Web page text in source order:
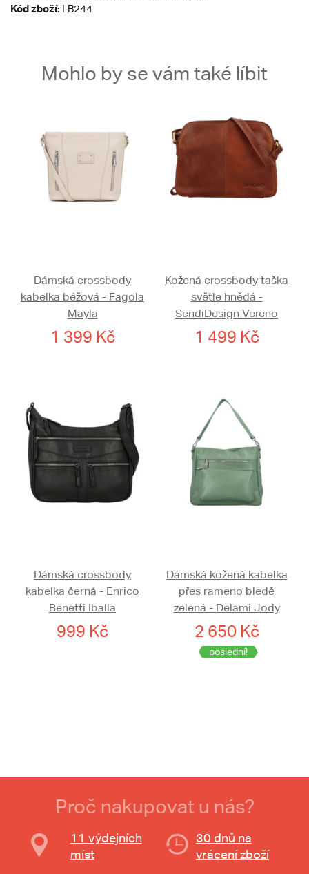
Kód zboží: LB244
Mohlo by se vám také líbit
Dámská crossbody
kabelka béžová - Fagola
Mayla
1 399 Kč
Kožená crossbody taška
světle hnědá -
SendiDesign Vereno
1 499 Kč
Dámská crossbody
kabelka černá - Enrico
Benetti Iballa
999 Kč
Dámská kožená kabelka
přes rameno bledě
zelená - Delami Jody
2 650 Kč
poslední!
Proč nakupovat u nás?
11 výdejních
míst
30 dnů na
vrácení zboží